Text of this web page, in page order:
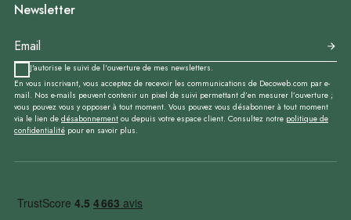
Newsletter
J'autorise le suivi de l'ouverture de mes newsletters.
En vous inscrivant, vous acceptez de recevoir les communications de Decoweb.com par e-
mail. Nos e-mails peuvent contenir un pixel de suivi permettant d’en mesurer l’ouverture ;
vous pouvez vous y opposer à tout moment. Vous pouvez vous désabonner à tout moment
via le lien de désabonnement ou depuis votre espace client. Consultez notre politique de
confidentialité pour en savoir plus.